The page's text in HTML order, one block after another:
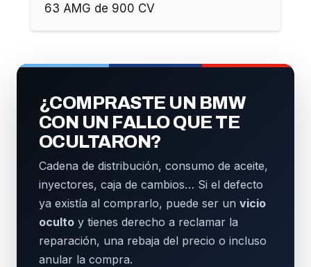
63 AMG de 900 CV
¿COMPRASTE UN BMW
CON UN FALLO QUE TE
OCULTARON?
Cadena de distribución, consumo de aceite,
inyectores, caja de cambios… Si el defecto
ya existía al comprarlo, puede ser un vicio
oculto y tienes derecho a reclamar la
reparación, una rebaja del precio o incluso
anular la compra.